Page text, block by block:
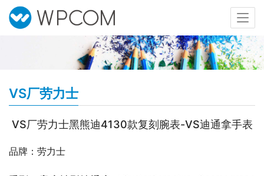
VS厂劳力士
VS厂劳力士黑熊迪4130款复刻腕表-VS迪通拿手表
品牌：劳力士